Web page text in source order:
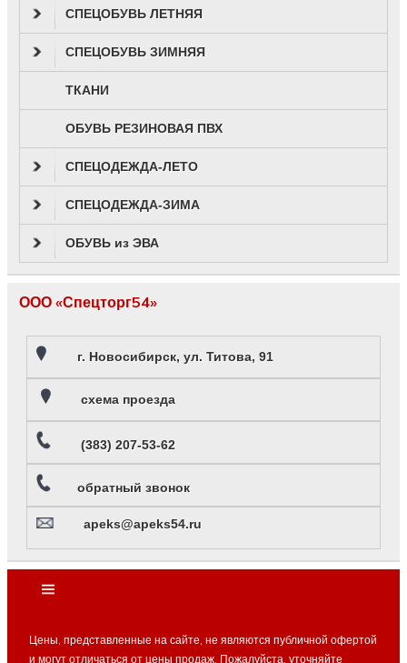
СПЕЦОБУВЬ ЛЕТНЯЯ
СПЕЦОБУВЬ ЗИМНЯЯ
ТКАНИ
ОБУВЬ РЕЗИНОВАЯ ПВХ
СПЕЦОДЕЖДА-ЛЕТО
СПЕЦОДЕЖДА-ЗИМА
ОБУВЬ из ЭВА
ООО «Спецторг54»
г. Новосибирск, ул. Титова, 91
схема проезда
(383) 207-53-62
обратный звонок
apeks@apeks54.ru
Цены, представленные на сайте, не являются публичной офертой
и могут отличаться от цены продаж. Пожалуйста, уточняйте